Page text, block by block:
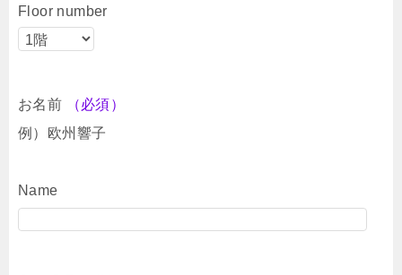
Floor number
お名前
（必須）
例）欧州響子
Name